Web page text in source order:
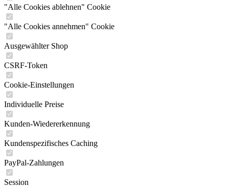
"Alle Cookies ablehnen" Cookie
"Alle Cookies annehmen" Cookie
Ausgewählter Shop
CSRF-Token
Cookie-Einstellungen
Individuelle Preise
Kunden-Wiedererkennung
Kundenspezifisches Caching
PayPal-Zahlungen
Session